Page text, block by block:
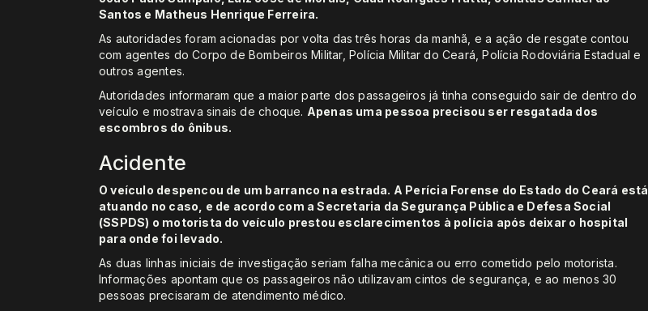
Santos e Matheus Henrique Ferreira.
As autoridades foram acionadas por volta das três horas da manhã, e a ação de resgate contou
com agentes do Corpo de Bombeiros Militar, Polícia Militar do Ceará, Polícia Rodoviária Estadual e
outros agentes.
Autoridades informaram que a maior parte dos passageiros já tinha conseguido sair de dentro do
veículo e mostrava sinais de choque. Apenas uma pessoa precisou ser resgatada dos
escombros do ônibus.
Acidente
O veículo despencou de um barranco na estrada. A Perícia Forense do Estado do Ceará está
atuando no caso, e de acordo com a Secretaria da Segurança Pública e Defesa Social
(SSPDS) o motorista do veículo prestou esclarecimentos à polícia após deixar o hospital
para onde foi levado.
As duas linhas iniciais de investigação seriam falha mecânica ou erro cometido pelo motorista.
Informações apontam que os passageiros não utilizavam cintos de segurança, e ao menos 30
pessoas precisaram de atendimento médico.